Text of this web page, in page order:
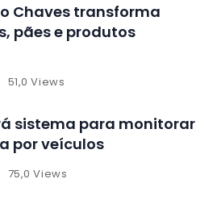
Chaves transforma
pães e produtos
51,0 Views
sistema para monitorar
por veículos
75,0 Views